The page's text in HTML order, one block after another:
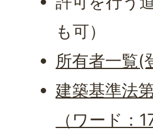
も可）
所有者一覧(
建築基準法
（ワード：